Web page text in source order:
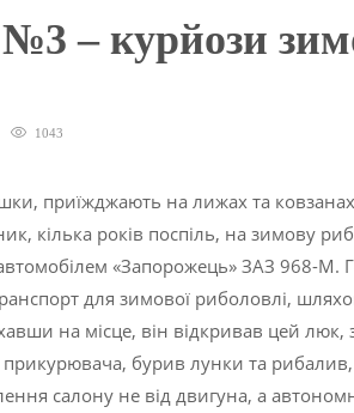
– курйози
1043
приїжджають на лижах та
кілька років поспіль, на зимову
«Запорожець» ЗАЗ 968-М.
для зимової риболовлі,
на місце, він відкривав цей
бурив лунки та
салону не від двигуна, а